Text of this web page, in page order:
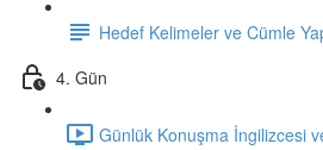
Hedef Kelimeler ve Cümle
4. Gün
Günlük Konuşma İngilizcesi